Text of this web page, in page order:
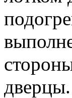
дверцы.